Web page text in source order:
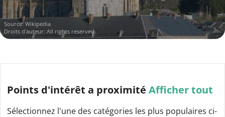
Source:Wikipedia
Droits d'auteur: All rights reserved
Points d'intérêt a proximité Afficher tout
Sélectionnez l'une des catégories les plus populaires ci-